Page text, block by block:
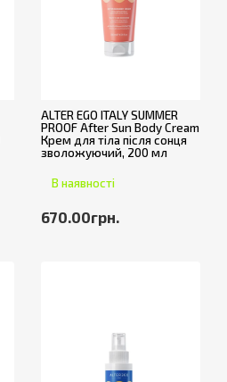
ALTER EGO ITALY SUMMER
PROOF After Sun Body Cream
Крем для тіла після сонця
зволожуючий, 200 мл
В наявності
670.00грн.